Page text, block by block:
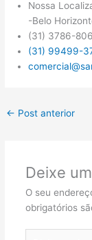
Nossa
-Belo
(31) 3786-
(31) 99499-
← Post anterior
Deixe
O seu
obrigatórios